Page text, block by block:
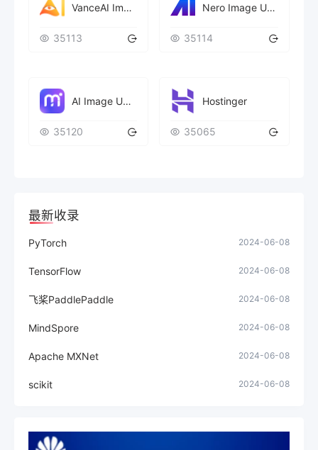
VanceAI Image Resizer
35113
Nero Image Upscaler
35114
AI Image Upscaler
35120
Hostinger
35065
最新收录
PyTorch 2024-06-08
TensorFlow 2024-06-08
飞桨PaddlePaddle 2024-06-08
MindSpore 2024-06-08
Apache MXNet 2024-06-08
scikit 2024-06-08